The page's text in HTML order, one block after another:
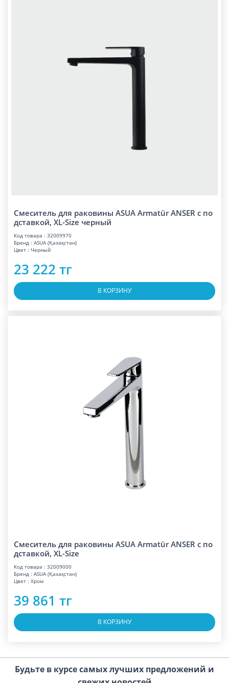
Смеситель для раковины ASUA Armatür ANSER с по
дставкой, XL-Size черный
Код товара : 32009970
Бренд : ASUA (Қазақстан)
Цвет : Черный
23 222 тг
В КОРЗИНУ
Смеситель для раковины ASUA Armatür ANSER с по
дставкой, XL-Size
Код товара : 32009000
Бренд : ASUA (Қазақстан)
Цвет : Хром
39 861 тг
В КОРЗИНУ
Будьте в курсе самых лучших предложений и